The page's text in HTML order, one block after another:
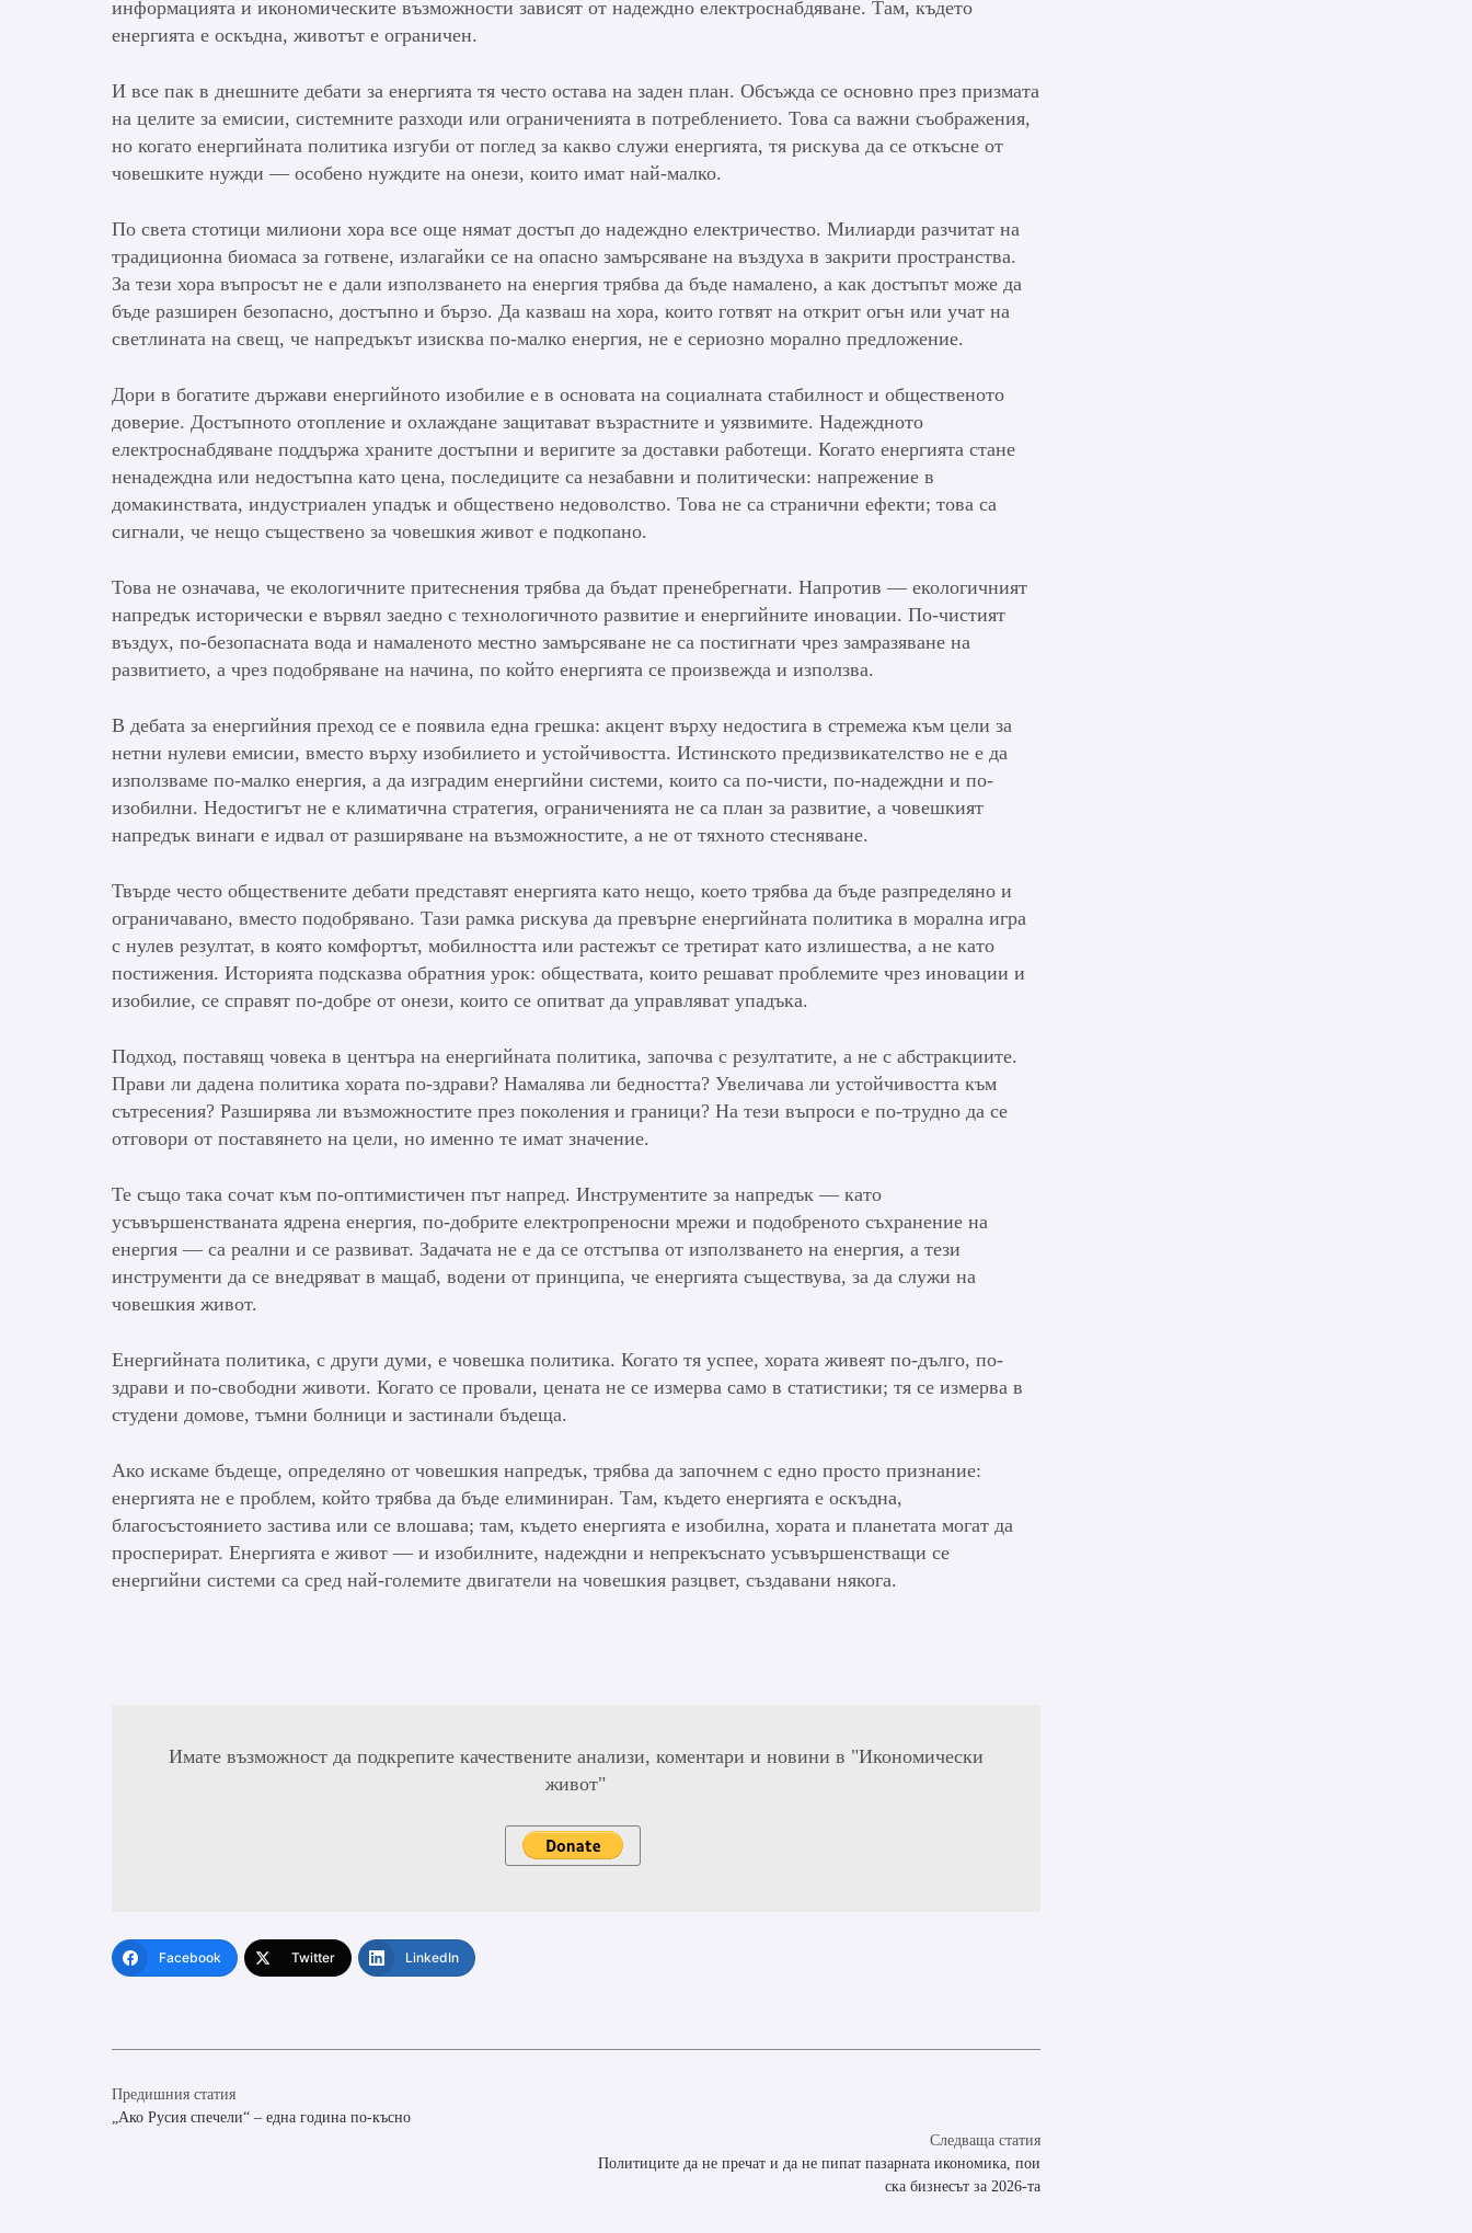
информацията и икономическите възможности зависят от надеждно електроснабдяване. Там, където
енергията е оскъдна, животът е ограничен.
И все пак в днешните дебати за енергията тя често остава на заден план. Обсъжда се основно през призмата
на целите за емисии, системните разходи или ограниченията в потреблението. Това са важни съображения,
но когато енергийната политика изгуби от поглед за какво служи енергията, тя рискува да се откъсне от
човешките нужди — особено нуждите на онези, които имат най-малко.
По света стотици милиони хора все още нямат достъп до надеждно електричество. Милиарди разчитат на
традиционна биомаса за готвене, излагайки се на опасно замърсяване на въздуха в закрити пространства.
За тези хора въпросът не е дали използването на енергия трябва да бъде намалено, а как достъпът може да
бъде разширен безопасно, достъпно и бързо. Да казваш на хора, които готвят на открит огън или учат на
светлината на свещ, че напредъкът изисква по-малко енергия, не е сериозно морално предложение.
Дори в богатите държави енергийното изобилие е в основата на социалната стабилност и общественото
доверие. Достъпното отопление и охлаждане защитават възрастните и уязвимите. Надеждното
електроснабдяване поддържа храните достъпни и веригите за доставки работещи. Когато енергията стане
ненадеждна или недостъпна като цена, последиците са незабавни и политически: напрежение в
домакинствата, индустриален упадък и обществено недоволство. Това не са странични ефекти; това са
сигнали, че нещо съществено за човешкия живот е подкопано.
Това не означава, че екологичните притеснения трябва да бъдат пренебрегнати. Напротив — екологичният
напредък исторически е вървял заедно с технологичното развитие и енергийните иновации. По-чистият
въздух, по-безопасната вода и намаленото местно замърсяване не са постигнати чрез замразяване на
развитието, а чрез подобряване на начина, по който енергията се произвежда и използва.
В дебата за енергийния преход се е появила една грешка: акцент върху недостига в стремежа към цели за
нетни нулеви емисии, вместо върху изобилието и устойчивостта. Истинското предизвикателство не е да
използваме по-малко енергия, а да изградим енергийни системи, които са по-чисти, по-надеждни и по-
изобилни. Недостигът не е климатична стратегия, ограниченията не са план за развитие, а човешкият
напредък винаги е идвал от разширяване на възможностите, а не от тяхното стесняване.
Твърде често обществените дебати представят енергията като нещо, което трябва да бъде разпределяно и
ограничавано, вместо подобрявано. Тази рамка рискува да превърне енергийната политика в морална игра
с нулев резултат, в която комфортът, мобилността или растежът се третират като излишества, а не като
постижения. Историята подсказва обратния урок: обществата, които решават проблемите чрез иновации и
изобилие, се справят по-добре от онези, които се опитват да управляват упадъка.
Подход, поставящ човека в центъра на енергийната политика, започва с резултатите, а не с абстракциите.
Прави ли дадена политика хората по-здрави? Намалява ли бедността? Увеличава ли устойчивостта към
сътресения? Разширява ли възможностите през поколения и граници? На тези въпроси е по-трудно да се
отговори от поставянето на цели, но именно те имат значение.
Те също така сочат към по-оптимистичен път напред. Инструментите за напредък — като
усъвършенстваната ядрена енергия, по-добрите електропреносни мрежи и подобреното съхранение на
енергия — са реални и се развиват. Задачата не е да се отстъпва от използването на енергия, а тези
инструменти да се внедряват в мащаб, водени от принципа, че енергията съществува, за да служи на
човешкия живот.
Енергийната политика, с други думи, е човешка политика. Когато тя успее, хората живеят по-дълго, по-
здрави и по-свободни животи. Когато се провали, цената не се измерва само в статистики; тя се измерва в
студени домове, тъмни болници и застинали бъдеща.
Ако искаме бъдеще, определяно от човешкия напредък, трябва да започнем с едно просто признание:
енергията не е проблем, който трябва да бъде елиминиран. Там, където енергията е оскъдна,
благосъстоянието застива или се влошава; там, където енергията е изобилна, хората и планетата могат да
просперират. Енергията е живот — и изобилните, надеждни и непрекъснато усъвършенстващи се
енергийни системи са сред най-големите двигатели на човешкия разцвет, създавани някога.
Имате възможност да подкрепите качествените анализи, коментари и новини в "Икономически
живот"
Facebook Twitter LinkedIn
Предишния статия
„Ако Русия спечели“ – една година по-късно
Следваща статия
Политиците да не пречат и да не пипат пазарната икономика, пои
ска бизнесът за 2026-та